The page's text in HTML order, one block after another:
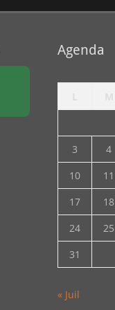
Agenda
3
4
10
11
17
18
24
25
31
« Juil